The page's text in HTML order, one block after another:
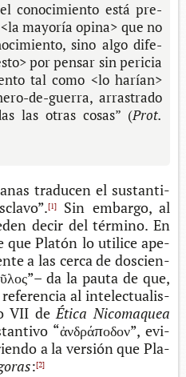
cono­ci­mien­to está pre­
mayo­ría opina> que no
sino algo dife­
por pen­sar sin peri­cia
tal como <lo harían>
​de-guerra, arras­tra­do
las otras cosas” (Prot.
tra­du­cen el sus­tan­ti­
[1]
Sin embar­go, al
decir del tér­mino. En
que Pla­tón lo uti­li­ce ape­
a las cerca de dos­cien­
da la pauta de que,
al inte­lec­tua­lis­
VII deÉticaNicomaquea
“ἀνδράποδον”, evi­
a la ver­sión que Pla­
:[2]